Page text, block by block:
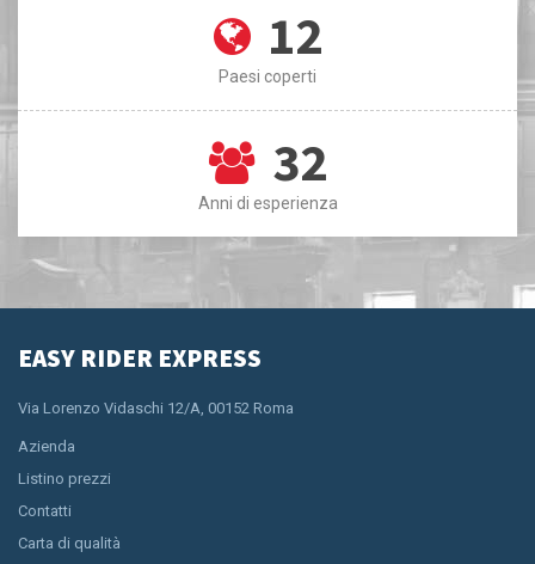
12
Paesi coperti
32
Anni di esperienza
EASY RIDER EXPRESS
Via Lorenzo Vidaschi 12/A, 00152 Roma
Azienda
Listino prezzi
Contatti
Carta di qualità